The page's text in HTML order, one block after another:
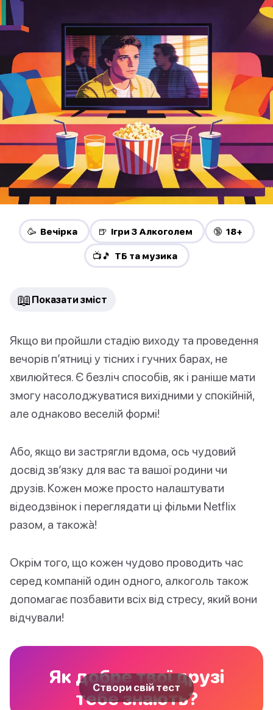
🥳 Вечірка 🍺 Ігри З Алкоголем 🔞 18+
📺🎵 ТБ та музика
📖 Показати зміст
Якщо ви пройшли стадію виходу та проведення
вечорів п’ятниці у тісних і гучних барах, не
хвилюйтеся. Є безліч способів, як і раніше мати
змогу насолоджуватися вихідними у спокійній,
але однаково веселій формі!
Або, якщо ви застрягли вдома, ось чудовий
досвід зв’язку для вас та вашої родини чи
друзів. Кожен може просто налаштувати
відеодзвінок і переглядати ці фільми Netflix
разом, а такожà!
Окрім того, що кожен чудово проводить час
серед компаній один одного, алкоголь також
допомагає позбавити всіх від стресу, який вони
відчували!
Як добре твої друзі
тебе знають?
Створи свій тест